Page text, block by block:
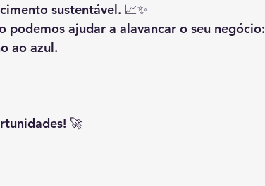
sustentável. 📈✨
ajudar a alavancar o seu negócio:
ao azul.
🚀